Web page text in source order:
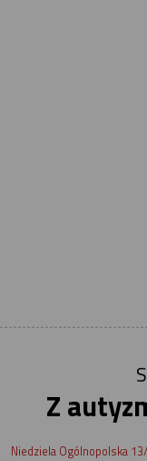
Z
Niedziela Ogólnopolska